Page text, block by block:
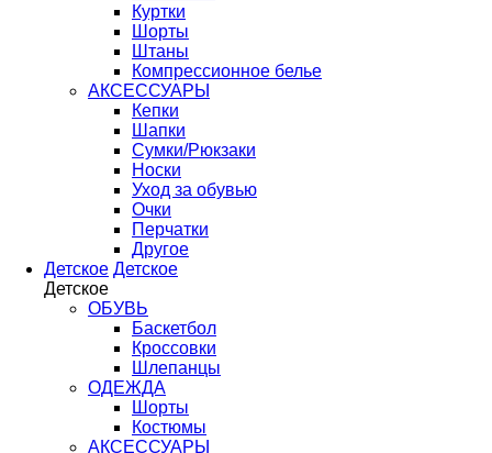
Куртки
Шорты
Штаны
Компрессионное белье
АКСЕССУАРЫ
Кепки
Шапки
Сумки/Рюкзаки
Носки
Уход за обувью
Очки
Перчатки
Другое
Детское Детское
Детское
ОБУВЬ
Баскетбол
Кроссовки
Шлепанцы
ОДЕЖДА
Шорты
Костюмы
АКСЕССУАРЫ